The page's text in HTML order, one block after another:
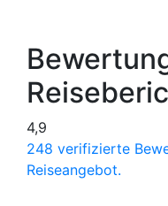
4,9
248 verifizierte
Reiseangebot.